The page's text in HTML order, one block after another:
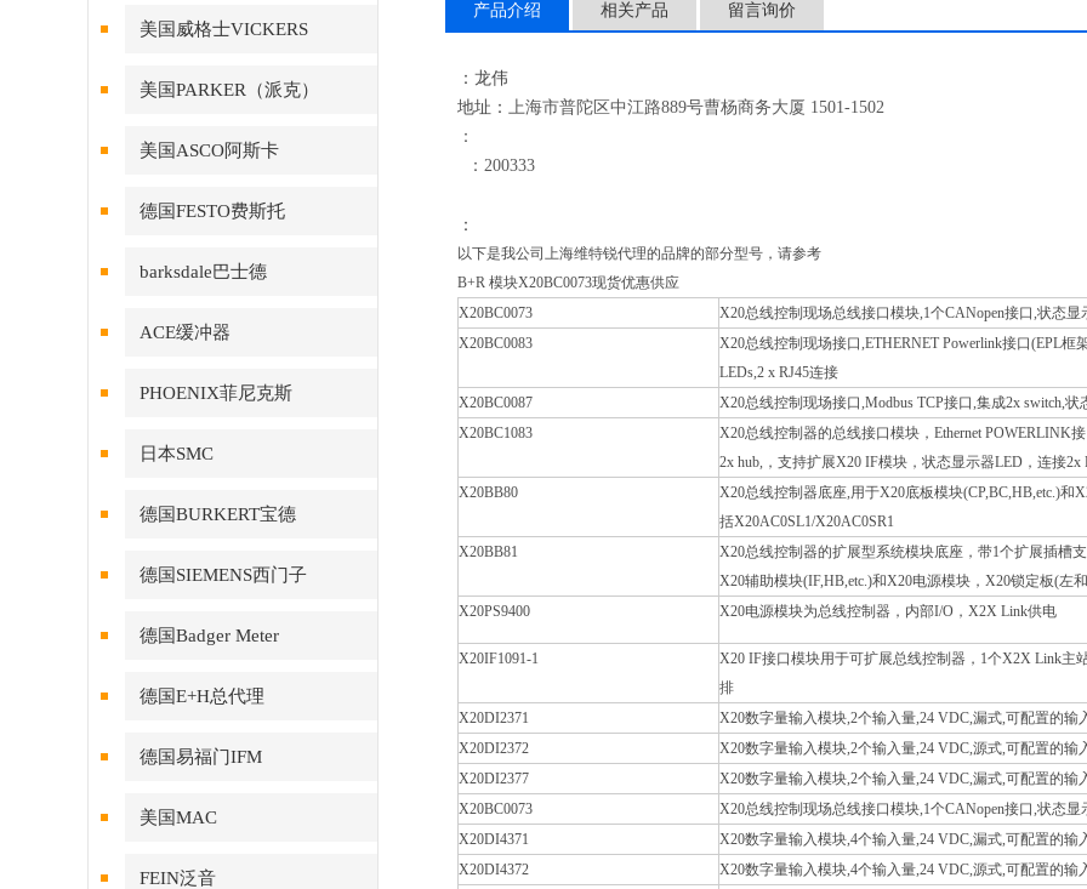
美国威格士VICKERS
美国PARKER（派克）
美国ASCO阿斯卡
德国FESTO费斯托
barksdale巴士德
ACE缓冲器
PHOENIX菲尼克斯
日本SMC
德国BURKERT宝德
德国SIEMENS西门子
德国Badger Meter
德国E+H总代理
德国易福门IFM
美国MAC
FEIN泛音
产品介绍 相关产品 留言询价
：龙伟
地址： 上海市普陀区中江路889号曹杨商务大厦 1501-1502
：
：200333
：
以下是我公司上海维特锐代理的品牌的部分型号，请参考
B+R 模块X20BC0073现货优惠供应
X20BC0073
X20总线控制现场总线接口模块,1个CANopen接口,状态显
X20BC0083
X20总线控制现场接口,ETHERNET Powerlink接口(EPL框
LEDs,2 x RJ45连接
X20BC0087
X20总线控制现场接口,Modbus TCP接口,集成2x switch,状
X20BC1083
X20总线控制器的总线接口模块，Ethernet POWERLINK
2x hub,，支持扩展X20 IF模块，状态显示器LED，连接2x
X20BB80
X20总线控制器底座,用于X20底板模块(CP,BC,HB,etc.)和
括X20AC0SL1/X20AC0SR1
X20BB81
X20总线控制器的扩展型系统模块底座，带1个扩展插槽
X20辅助模块(IF,HB,etc.)和X20电源模块，X20锁定板(左
X20PS9400
X20电源模块为总线控制器，内部I/O，X2X Link供电
X20IF1091-1
X20 IF接口模块用于可扩展总线控制器，1个X2X Link主
排
X20DI2371
X20数字量输入模块,2个输入量,24 VDC,漏式,可配置的输
X20DI2372
X20数字量输入模块,2个输入量,24 VDC,源式,可配置的输
X20DI2377
X20数字量输入模块,2个输入量,24 VDC,漏式,可配置的输
X20BC0073
X20总线控制现场总线接口模块,1个CANopen接口,状态显
X20DI4371
X20数字量输入模块,4个输入量,24 VDC,漏式,可配置的输
X20DI4372
X20数字量输入模块,4个输入量,24 VDC,源式,可配置的输